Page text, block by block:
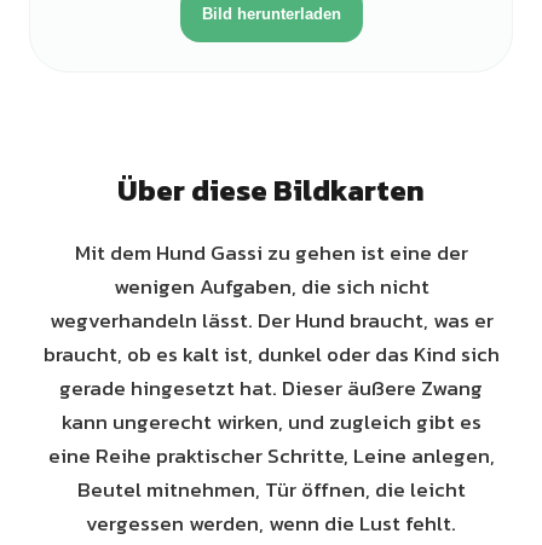
Bild herunterladen
Über diese Bildkarten
Mit dem Hund Gassi zu gehen ist eine der
wenigen Aufgaben, die sich nicht
wegverhandeln lässt. Der Hund braucht, was er
braucht, ob es kalt ist, dunkel oder das Kind sich
gerade hingesetzt hat. Dieser äußere Zwang
kann ungerecht wirken, und zugleich gibt es
eine Reihe praktischer Schritte, Leine anlegen,
Beutel mitnehmen, Tür öffnen, die leicht
vergessen werden, wenn die Lust fehlt.